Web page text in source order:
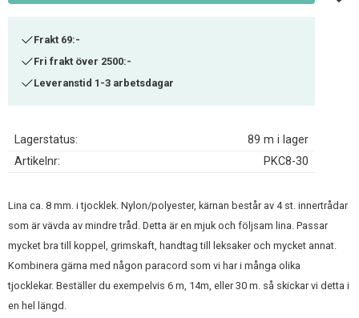
Frakt 69:-
Fri frakt över 2500:-
Leveranstid 1-3 arbetsdagar
Lagerstatus
89 m i lager
Artikelnr
PKC8-30
Lina ca. 8 mm. i tjocklek. Nylon/polyester, kärnan består av 4 st. innertrådar
som är vävda av mindre tråd. Detta är en mjuk och följsam lina. Passar
mycket bra till koppel, grimskaft, handtag till leksaker och mycket annat.
Kombinera gärna med någon paracord som vi har i många olika
tjocklekar. Beställer du exempelvis 6 m, 14m, eller 30 m. så skickar vi detta i
en hel längd.